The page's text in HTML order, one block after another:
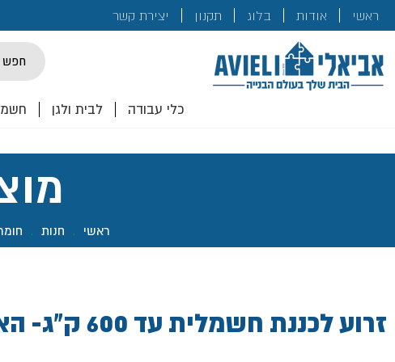
ראשי אודות בלוג תקנון יצירת קשרלכם!
Products
search
כלי עבודה לבית ולגן
ראשי . חנות .
זרוע לכננת חשמלית עד 600 ק"ג- האנטר